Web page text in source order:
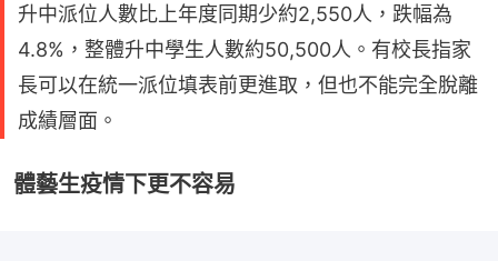
升中派位人數比上年度同期少約2,550人，跌幅為
4.8%，整體升中學生人數約50,500人。有校長指家
長可以在統一派位填表前更進取，但也不能完全脫離
成績層面。
體藝生疫情下更不容易